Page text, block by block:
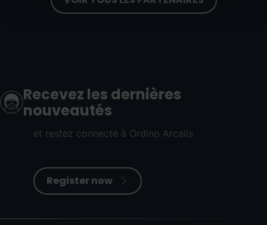
Recevez les dernières
nouveautés
et restez connecté à Ordino Arcalís
Register now